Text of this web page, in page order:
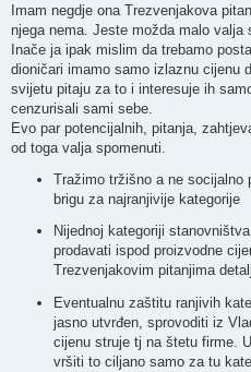
s
Imam negdje ona Trezvenjakova
njega nema. Jeste možda malo valja
Inače ja ipak mislim da trebamo
dioničari imamo samo izlaznu cijenu
svijetu pitaju za to i interesuje ih
cenzurisali sami sebe.
Evo par potencijalnih, pitanja,
od toga valja spomenuti.
Tražimo tržišno a ne socijalno
brigu za najranjivije kategorije
Nijednoj kategoriji
prodavati ispod proizvodne
Trezvenjakovim pitanjima
Eventualnu zaštitu ranjivih
jasno utvrđen, sprovoditi iz
cijenu struje tj na štetu firme.
vršiti to ciljano samo za tu